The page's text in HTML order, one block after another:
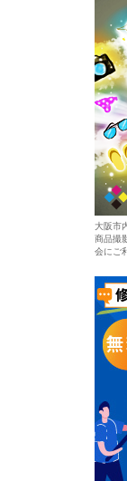
大阪市
商品撮
会にご